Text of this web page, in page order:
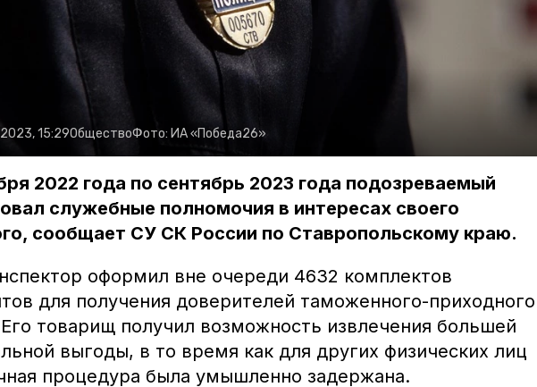
15:29ОбществоФото: ИА «Победа26»
2022 года по сентябрь 2023 года подозреваемый
служебные полномочия в интересах своего
сообщает СУ СК России по Ставропольскому краю.
оформил вне очереди 4632 комплектов
для получения доверителей таможенного-приходного
товарищ получил возможность извлечения большей
выгоды, в то время как для других физических лиц
процедура была умышленно задержана.